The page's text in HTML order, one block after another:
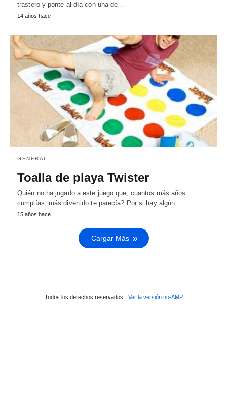
trastero y ponte al día con una de…
14 años hace
GENERAL
Toalla de playa Twister
Quién no ha jugado a este juego que, cuantos más años
cumplías, más divertido te parecía? Por si hay algún…
15 años hace
Cargar Más
Todos los derechos reservados Ver la versión no-AMP